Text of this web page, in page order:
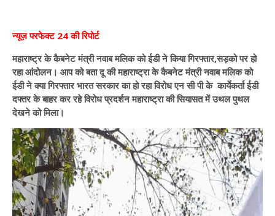
न्यूज़ परफेक्ट 24 की रिपोर्ट
महाराष्ट्र के कैबनेट मंत्री नवाब मलिक को ईडी ने किया गिरफ्तार,सड़को पर हो
रहा आंदोलन। आप को बता दू की महाराष्ट्रा के कैबनेट मंत्री नवाब मलिक को
ईडी ने क्या गिरफ्तार भारत सरकार का हो रहा विरोध एन सी पी के कार्येकर्ता ईडी
दफ्तर के बाहर कर रहे विरोध प्रदर्शन महाराष्ट्रा की सियासत में उथल पुथल
देखने को मिला।